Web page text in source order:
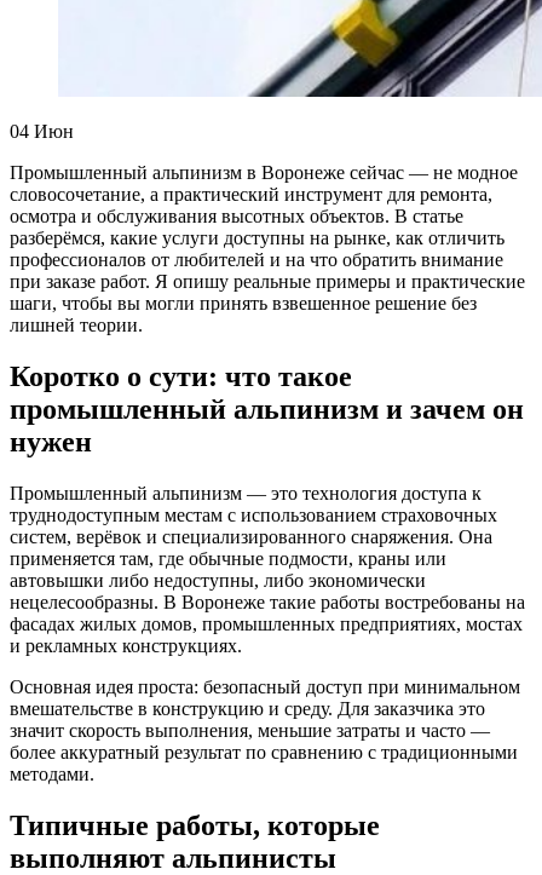
04 Июн
Промышленный альпинизм в Воронеже сейчас — не модное
словосочетание, а практический инструмент для ремонта,
осмотра и обслуживания высотных объектов. В статье
разберёмся, какие услуги доступны на рынке, как отличить
профессионалов от любителей и на что обратить внимание
при заказе работ. Я опишу реальные примеры и практические
шаги, чтобы вы могли принять взвешенное решение без
лишней теории.
Коротко о сути: что такое
промышленный альпинизм и зачем он
нужен
Промышленный альпинизм — это технология доступа к
труднодоступным местам с использованием страховочных
систем, верёвок и специализированного снаряжения. Она
применяется там, где обычные подмости, краны или
автовышки либо недоступны, либо экономически
нецелесообразны. В Воронеже такие работы востребованы на
фасадах жилых домов, промышленных предприятиях, мостах
и рекламных конструкциях.
Основная идея проста: безопасный доступ при минимальном
вмешательстве в конструкцию и среду. Для заказчика это
значит скорость выполнения, меньшие затраты и часто —
более аккуратный результат по сравнению с традиционными
методами.
Типичные работы, которые
выполняют альпинисты